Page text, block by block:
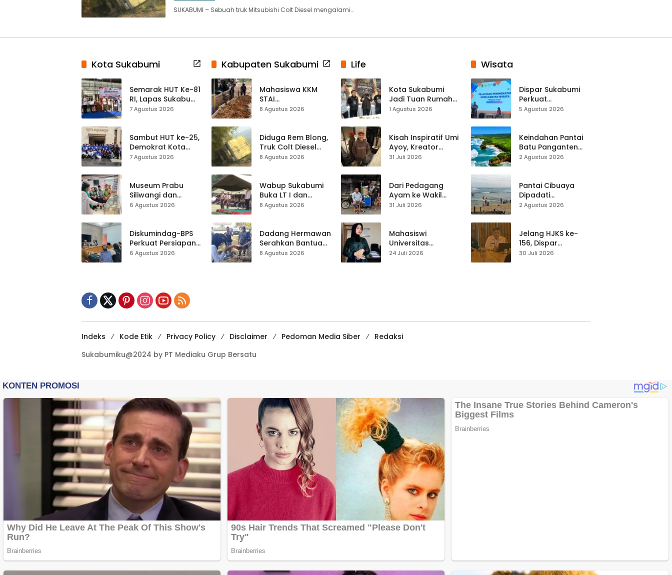
SUKABUMI – Sebuah truk Mitsubishi Colt Diesel mengalami…
Kota Sukabumi
Semarak HUT Ke-81
RI, Lapas Sukabumi
Resmi Gelar Pekan
7 Agustus 2026
Sambut HUT ke-25,
Demokrat Kota
Sukabumi
ASRI Lewat Aksi
Bersih Masjid
Agung
7 Agustus 2026
Museum Prabu
Siliwangi dan
Museum Keramik
Hampir 500 Koleksi
Dipisahkan
6 Agustus 2026
Diskumindag-BPS
Perkuat Persiapan
Sensus Ekonomi,
6 Agustus 2026
Kabupaten Sukabumi
Mahasiswa KKM
STAI
Palabuhanratu
Jalan Majelis Ta’lim
di Sagaranten
8 Agustus 2026
Diduga Rem Blong,
Truk Colt Diesel
Terperosok di Jalur
8 Agustus 2026
Wabup Sukabumi
Buka LT I dan
KANIRA, Tekankan
Pembentukan
Karakter
8 Agustus 2026
Dadang Hermawan
Serahkan Bantuan
Seragam
8 Agustus 2026
Life
Kota Sukabumi
Jadi Tuan Rumah
Kontes Batu Akik
1 Agustus 2026
Kisah Inspiratif Umi
Ayoy, Kreator
TikTok Asal
Live Streaming
31 Juli 2026
Dari Pedagang
Ayam ke Wakil
Ketua DPRD, H.
Pasar Cisaat
31 Juli 2026
Mahasiswi
Universitas
Muhammadiyah
24 Juli 2026
Wisata
Dispar Sukabumi
Perkuat
Keselamatan
Mitigasi hingga
Teknik Evakuasi
5 Agustus 2026
Keindahan Pantai
Batu Panganten
Mulai Dilirik
2 Agustus 2026
Pantai Cibuaya
Dipadati
Wisatawan,
Waspada
2 Agustus 2026
Jelang HJKS ke-
156, Dispar
Kabupaten
30 Juli 2026
Indeks Kode Etik Privacy Policy Disclaimer Pedoman Media Siber
Redaksi
Sukabumiku@2024 by PT Mediaku Grup Bersatu